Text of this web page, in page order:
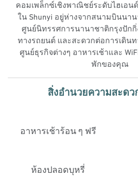
คอมเพล็กซ์เชิงพาณิชย์ระดับไฮเอน
ใน Shunyi อยู่ห่างจากสนามบินนา
ศูนย์นิทรรศการนานาชาติกรุงปักกิ่
ทางรถยนต์ และสะดวกต่อการเดิน
ศูนย์ธุรกิจต่างๆ อาหารเช้าและ
พักของคุณ
สิ่งอํานวยความสะดว
อาหารเช้าร้อน ๆ ฟรี
ห้องปลอดบุหรี่